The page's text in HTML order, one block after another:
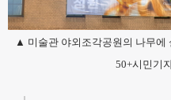
▲ 미술관 야외조각공원의 나무에
50+시민기